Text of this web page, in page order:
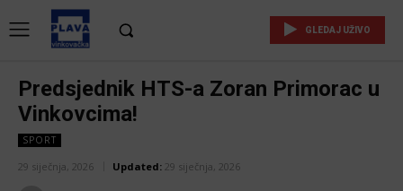
GLEDAJ UŽIVO
Predsjednik HTS-a Zoran Primorac u
Vinkovcima!
SPORT
29 siječnja, 2026 Updated: 29 siječnja, 2026